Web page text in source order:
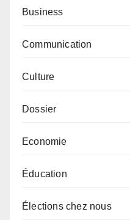
Business
Communication
Culture
Dossier
Economie
Éducation
Élections chez nous